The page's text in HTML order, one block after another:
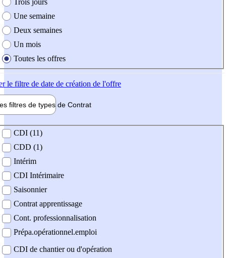
Une semaine
Deux semaines
Un mois
Toutes les offres
le filtre de date de création de l'offre
filtres de types de Contrat
contrat
CDI (11)
CDD (1)
Intérim
CDI Intérimaire
Saisonnier
Contrat apprentissage
Cont. professionnalisation
Prépa.opérationnel.emploi
CDI de chantier ou d'opération